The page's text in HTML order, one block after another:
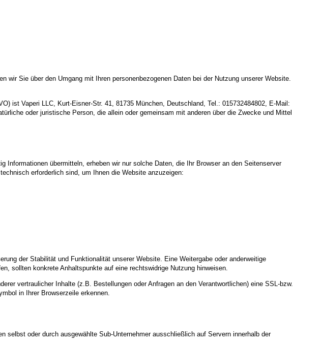
Sie über den Umgang mit Ihren personenbezogenen Daten bei der Nutzung unserer Website.
ist Vaperi LLC, Kurt-Eisner-Str. 41, 81735 München, Deutschland, Tel.: 015732484802, E-Mail:
oder juristische Person, die allein oder gemeinsam mit anderen über die Zwecke und Mittel
übermitteln, erheben wir nur solche Daten, die Ihr Browser an den Seitenserver
erforderlich sind, um Ihnen die Website anzuzeigen:
der Stabilität und Funktionalität unserer Website. Eine Weitergabe oder anderweitige
sollten konkrete Anhaltspunkte auf eine rechtswidrige Nutzung hinweisen.
vertraulicher Inhalte (z.B. Bestellungen oder Anfragen an den Verantwortlichen) eine SSL-bzw.
in Ihrer Browserzeile erkennen.
selbst oder durch ausgewählte Sub-Unternehmer ausschließlich auf Servern innerhalb der